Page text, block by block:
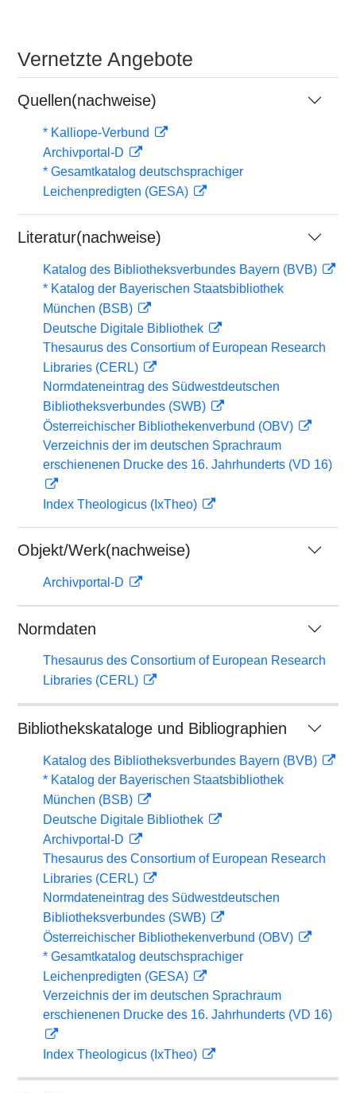
Vernetzte Angebote
Quellen(nachweise)
* Kalliope-Verbund
Archivportal-D
* Gesamtkatalog deutschsprachiger
Leichenpredigten (GESA)
Literatur(nachweise)
Katalog des Bibliotheksverbundes Bayern (BVB)
* Katalog der Bayerischen Staatsbibliothek
München (BSB)
Deutsche Digitale Bibliothek
Thesaurus des Consortium of European Research
Libraries (CERL)
Normdateneintrag des Südwestdeutschen
Bibliotheksverbundes (SWB)
Österreichischer Bibliothekenverbund (OBV)
Verzeichnis der im deutschen Sprachraum
erschienenen Drucke des 16. Jahrhunderts (VD 16)
Index Theologicus (IxTheo)
Objekt/Werk(nachweise)
Archivportal-D
Normdaten
Thesaurus des Consortium of European Research
Libraries (CERL)
Bibliothekskataloge und Bibliographien
Katalog des Bibliotheksverbundes Bayern (BVB)
* Katalog der Bayerischen Staatsbibliothek
München (BSB)
Deutsche Digitale Bibliothek
Archivportal-D
Thesaurus des Consortium of European Research
Libraries (CERL)
Normdateneintrag des Südwestdeutschen
Bibliotheksverbundes (SWB)
Österreichischer Bibliothekenverbund (OBV)
* Gesamtkatalog deutschsprachiger
Leichenpredigten (GESA)
Verzeichnis der im deutschen Sprachraum
erschienenen Drucke des 16. Jahrhunderts (VD 16)
Index Theologicus (IxTheo)